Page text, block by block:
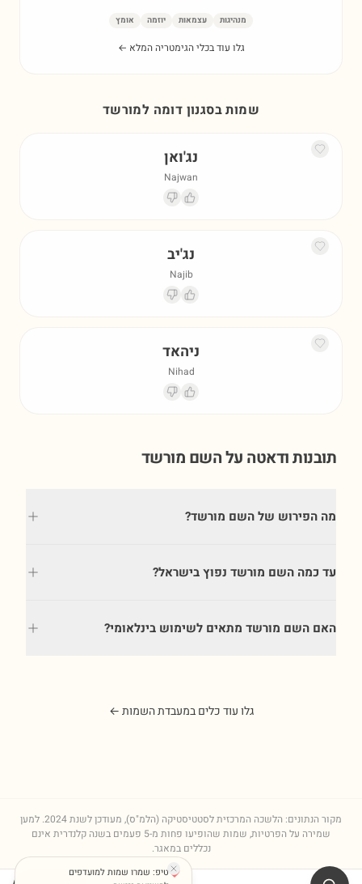
מנהיגות עצמאות יוזמה אומץ
גלו עוד בכלי הגימטריה המלא ←
שמות בסגנון דומה למורשד
נג'ואן
Najwan
נג'יב
Najib
ניהאד
Nihad
תובנות ודאטה על השם מורשד
מה הפירוש של השם מורשד?
עד כמה השם מורשד נפוץ בישראל?
האם השם מורשד מתאים לשימוש בינלאומי?
גלו עוד כלים במעבדת השמות ←
מקור הנתונים: הלשכה המרכזית לסטטיסטיקה (הלמ"ס), מעודכן לשנת2024. למען
שמירה על הפרטיות, שמות שהופיעו פחות מ-5 פעמים בשנה קלנדרית אינם
נכללים במאגר.
טיפ: שמרו שמות למועדפים